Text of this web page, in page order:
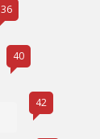
36
40
42